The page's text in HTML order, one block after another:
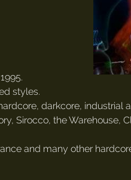
styles.
darkcore, industrial
Sirocco, the Warehouse,
and many other